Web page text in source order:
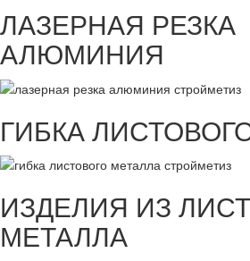
ЛАЗЕРНАЯ РЕЗКА
АЛЮМИНИЯ
ГИБКА
ИЗДЕЛИЯ ИЗ
МЕТАЛЛА